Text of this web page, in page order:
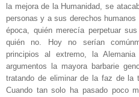
la mejora de la Humanidad, se
personas y a sus derechos
época, quién merecía perpetuar
quién no. Hoy no serían
principios al extremo, la
argumentos la mayora barbarie
tratando de eliminar de la faz de la
Cuando tan solo ha pasado poco